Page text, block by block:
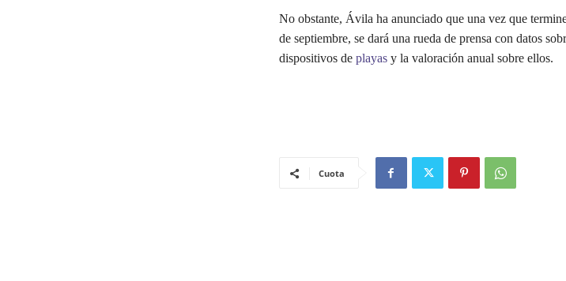
No obstante, Ávila ha anunciado que una vez que
de septiembre, se dará una rueda de prensa con datos
dispositivos de playasy la valoración anual sobre ellos.
Cuota